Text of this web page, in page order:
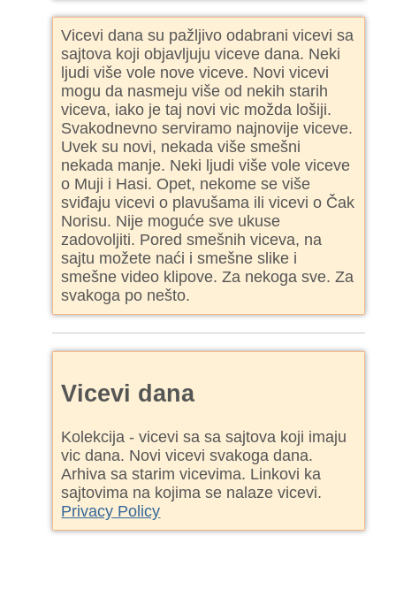
Vicevi dana su pažljivo odabrani vicevi sa
sajtova koji objavljuju viceve dana. Neki
ljudi više vole nove viceve. Novi vicevi
mogu da nasmeju više od nekih starih
viceva, iako je taj novi vic možda lošiji.
Svakodnevno serviramo najnovije viceve.
Uvek su novi, nekada više smešni
nekada manje. Neki ljudi više vole viceve
o Muji i Hasi. Opet, nekome se više
sviđaju vicevi o plavušama ili vicevi o Čak
Norisu. Nije moguće sve ukuse
zadovoljiti. Pored smešnih viceva, na
sajtu možete naći i smešne slike i
smešne video klipove. Za nekoga sve. Za
svakoga po nešto.
Vicevi dana
Kolekcija - vicevi sa sa sajtova koji imaju
vic dana. Novi vicevi svakoga dana.
Arhiva sa starim vicevima. Linkovi ka
sajtovima na kojima se nalaze vicevi.
Privacy Policy